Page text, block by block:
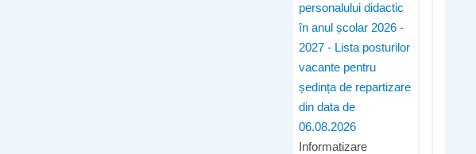
personalului didactic
în anul școlar 2026 -
2027 - Lista posturilor
vacante pentru
ședința de repartizare
din data de
06.08.2026
Informatizare